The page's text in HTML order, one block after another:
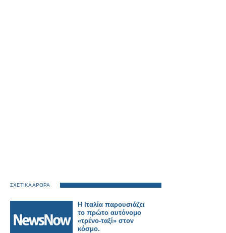
ΣΧΕΤΙΚΑ ΑΡΘΡΑ
Η Ιταλία παρουσιάζει
το πρώτο αυτόνομο
«τρένο-ταξί» στον
κόσμο.